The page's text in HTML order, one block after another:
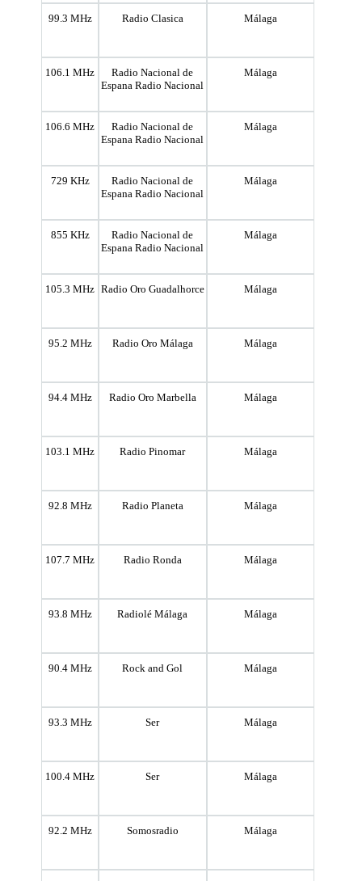
99.3 MHz Radio Clasica Málaga
106.1 MHz
Radio Nacional de
Espana Radio Nacional
Málaga
106.6 MHz
Radio Nacional de
Espana Radio Nacional
Málaga
729 KHz
Radio Nacional de
Espana Radio Nacional
Málaga
855 KHz
Radio Nacional de
Espana Radio Nacional
Málaga
105.3 MHz Radio Oro Guadalhorce Málaga
95.2 MHz Radio Oro Málaga Málaga
94.4 MHz Radio Oro Marbella Málaga
103.1 MHz Radio Pinomar Málaga
92.8 MHz Radio Planeta Málaga
107.7 MHz Radio Ronda Málaga
93.8 MHz Radiolé Málaga Málaga
90.4 MHz Rock and Gol Málaga
93.3 MHz Ser Málaga
100.4 MHz Ser Málaga
92.2 MHz Somosradio Málaga